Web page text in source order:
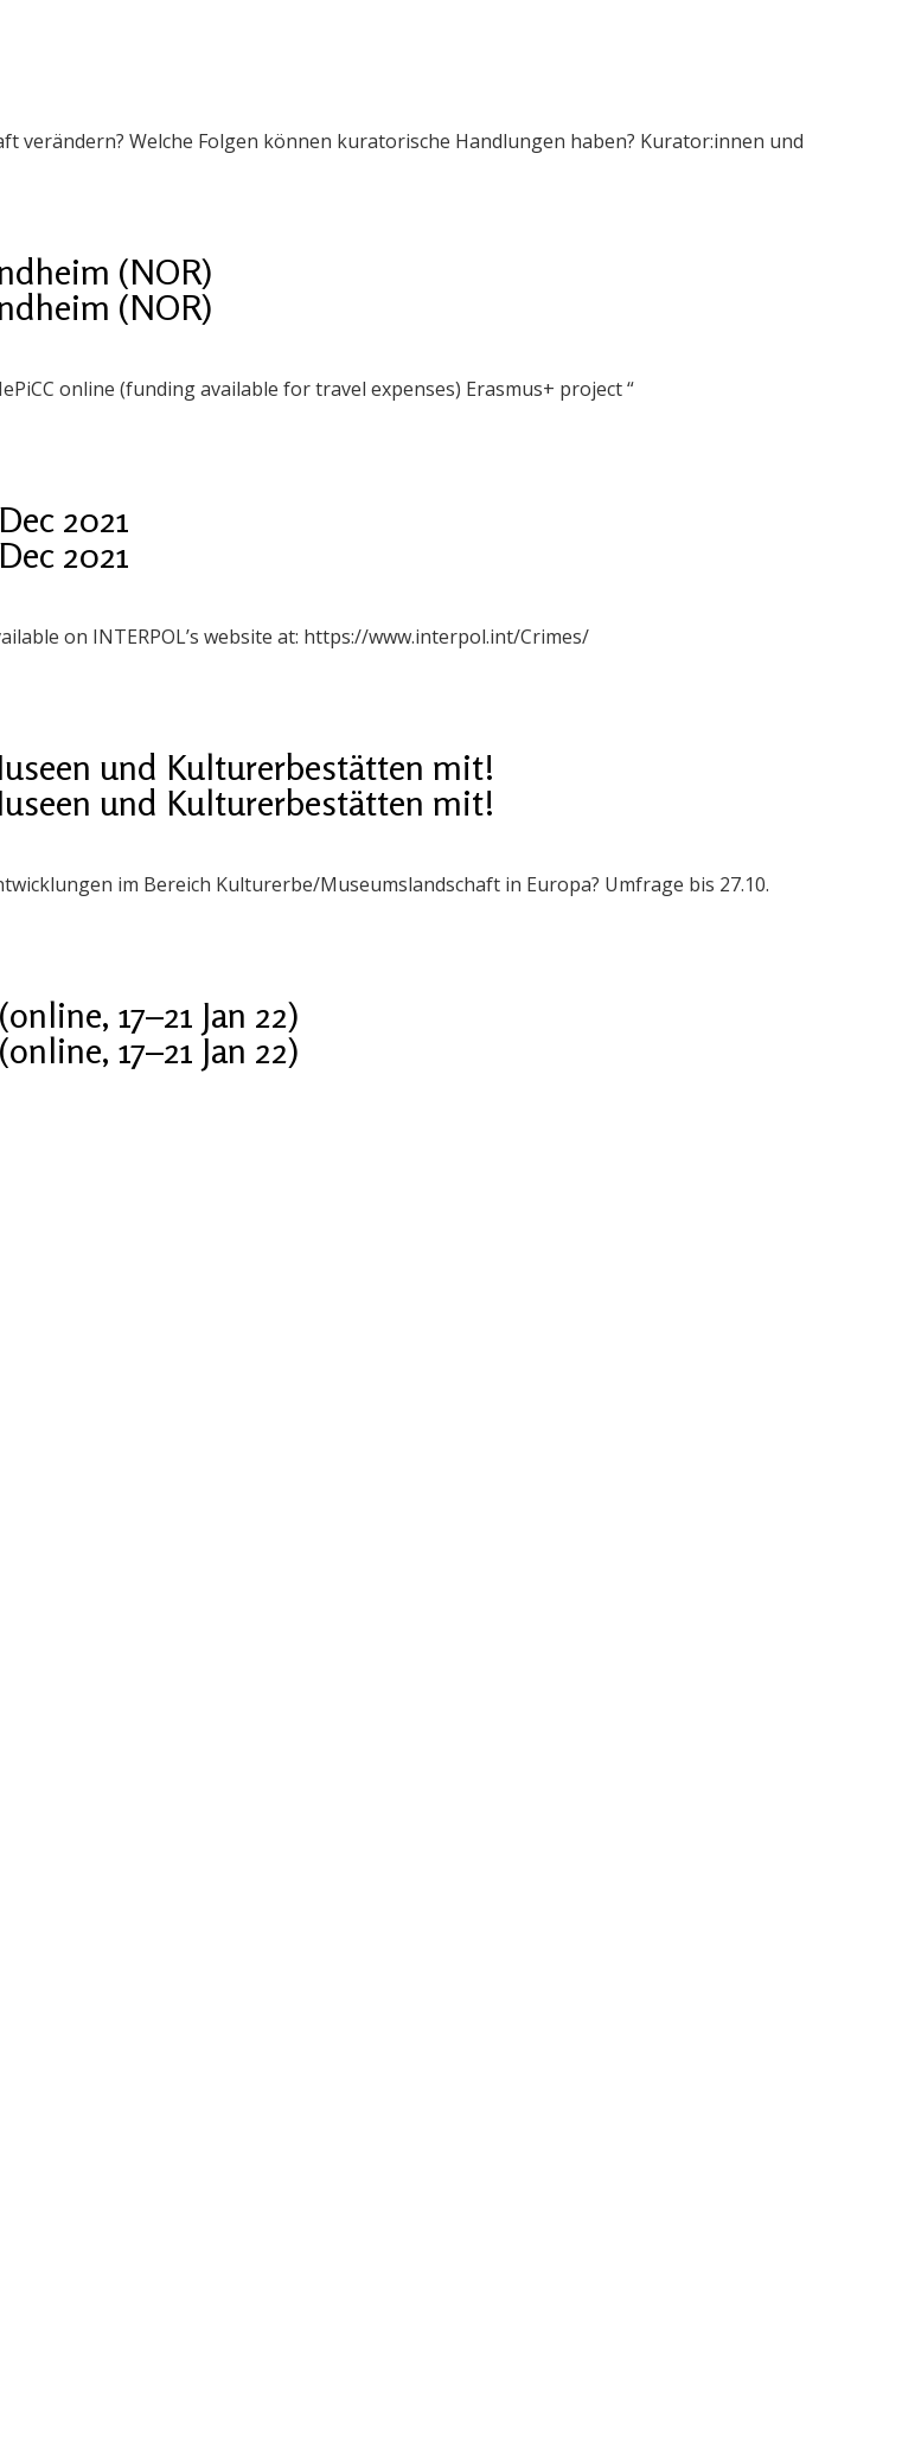
verändern? Welche Folgen können kuratorische Handlungen haben? Kurator:innen und
(NOR)
(NOR)
online (funding available for travel expenses) Erasmus+ project “
2021
2021
on INTERPOL’s website at: https://www.interpol.int/Crimes/
und Kulturerbestätten mit!
und Kulturerbestätten mit!
im Bereich Kulturerbe/Museumslandschaft in Europa? Umfrage bis 27.10.
17–21 Jan 22)
17–21 Jan 22)